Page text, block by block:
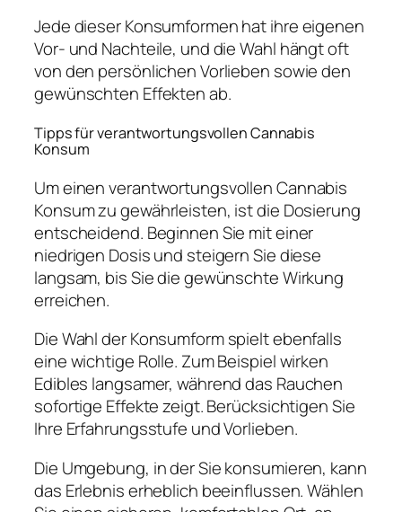
Jede dieser Konsumformen hat ihre eigenen
Vor- und Nachteile, und die Wahl hängt oft
von den persönlichen Vorlieben sowie den
gewünschten Effekten ab.
Tipps für verantwortungsvollen Cannabis
Konsum
Um einen verantwortungsvollen Cannabis
Konsum zu gewährleisten, ist die Dosierung
entscheidend. Beginnen Sie mit einer
niedrigen Dosis und steigern Sie diese
langsam, bis Sie die gewünschte Wirkung
erreichen.
Die Wahl der Konsumform spielt ebenfalls
eine wichtige Rolle. Zum Beispiel wirken
Edibles langsamer, während das Rauchen
sofortige Effekte zeigt. Berücksichtigen Sie
Ihre Erfahrungsstufe und Vorlieben.
Die Umgebung, in der Sie konsumieren, kann
das Erlebnis erheblich beeinflussen. Wählen